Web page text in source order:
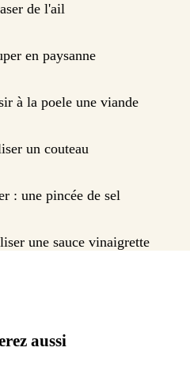
de l'ail
en paysanne
à la poele une viande
un couteau
: une pincée de sel
une sauce vinaigrette
aussi